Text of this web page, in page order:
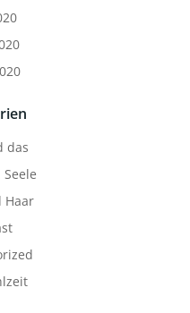
das
Haar